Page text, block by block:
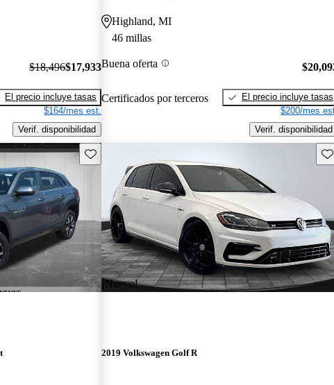
$18,496$17,933
El precio incluye tasas
$164/mes est.
Verif. disponibilidad
Highland, MI
46 millas
Buena oferta
Certificados por terceros
El precio incluye tasas
$200/mes
Verif. disponibilidad
Guarda este Aviso
¡Nuevo!
2019 Volkswagen Golf R